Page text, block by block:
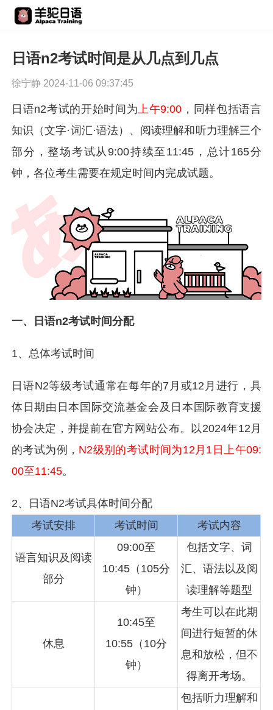
​日语n2考试时间是从几点到几点
徐宁静 2024-11-06 09:37:45
日语n2考试的开始时间为 上午9:00 ，同样包括语言
知识（文字·词汇·语法）、阅读理解和听力理解三个
部分，整场考试从9:00持续至11:45，总计165分
钟，各位考生需要在规定时间内完成试题。
一、日语n2考试时间分配
1、总体考试时间
日语N2等级考试通常在每年的7月或12月进行，具
体日期由日本国际交流基金会及日本国际教育支援
协会决定，并提前在官方网站公布。以2024年12月
的考试为例， N2级别的考试时间为12月1日上午09:
00至11:45。
2、日语N2考试具体时间分配
考试安排
考试时间 考试内容
语言知识及阅读
部分
09:00至
10:45（105分
钟）
包括文字、词
汇、语法以及阅
读理解等题型
休息
10:45至
10:55（10分
钟）
考生可以在此期
间进行短暂的休
息和放松，但不
得离开考场。
包括听力理解和